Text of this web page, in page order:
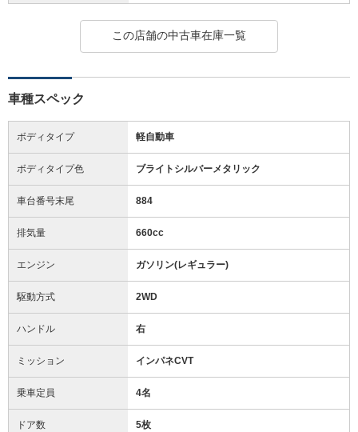
この店舗の中古車在庫一覧
車種スペック
ボディタイプ 軽自動車
ボディタイプ色 ブライトシルバーメタリック
車台番号末尾 884
排気量 660cc
エンジン ガソリン(レギュラー)
駆動方式 2WD
ハンドル 右
ミッション インパネCVT
乗車定員 4名
ドア数 5枚